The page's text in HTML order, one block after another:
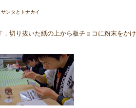
ンタとトナカイ
切り抜いた紙の上から板チョコに粉末をかけ